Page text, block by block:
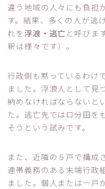
違う地域の人々にも負担
す。結果、多くの人が逃
れを浮浪・逃亡 と呼びま
釈は様々です）。
行政側も黙っているわけ
ました。浮浪人として見
納めなければならないと
た。逃亡先では口分田を
そうという試みです。
また、近隣の５戸で構成
連帯義務のある末端行政
ました。個人または一戸